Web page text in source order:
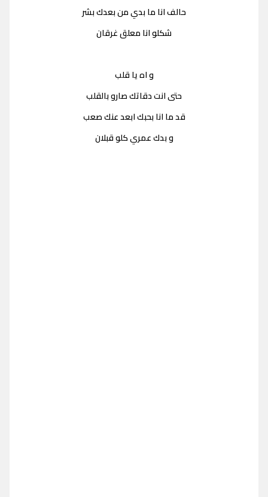
حالف انا ما بدي من بعدك بشر
شكلو انا معلق غرقان
و اه يا قلب
حتى انت دقاتك صارو بالقلب
قد ما انا بحبك ابعد عنك صعب
و بدك عمري كلو قبلان